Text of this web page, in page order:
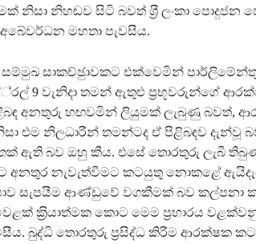
නිසා නිහඬව සිටි බවත් ශ‍්‍රී ලංකා පොදුජන
අබේවර්ධන මහතා පැවසීය.
සම්මුඛ සාකච්ඡුාවකට එක්වෙමින් පාර්ලිමේන්තු
9 වැනිදා තමන් ඇතුළු ප‍්‍රභූවරුන්ගේ
අනතුරු හඟවමින් ලියුමක් ලැබුණු බවත්,
එම නිලධාරීන් තමන්ටද ඒ පිළිබඳව දැන්වූ
ඇති බව ඔහු කීය. එසේ තොරතුරු ලැබී
අනතුර නැවැත්වීමට කටයුතු නොකළේ ඇයිදැයි
සැපයීම ආණ්ඩුවේ වගකීමක් බව කල්පනා
ක‍්‍රියාත්මක කොට මෙම ප‍්‍රහාරය
බුද්ධි තොරතුරු ප‍්‍රසිද්ධ කිරීම ආරක්ෂක